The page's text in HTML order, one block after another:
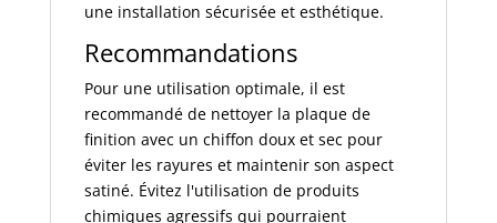
une installation sécurisée et esthétique.
Recommandations
Pour une utilisation optimale, il est
recommandé de nettoyer la plaque de
finition avec un chiffon doux et sec pour
éviter les rayures et maintenir son aspect
satiné. Évitez l'utilisation de produits
chimiques agressifs qui pourraient